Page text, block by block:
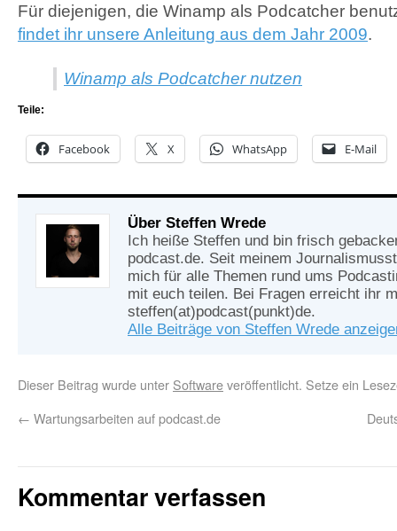
Für diejenigen, die Winamp als Podcatcher
findet ihr unsere Anleitung aus dem Jahr 2009.
Winamp als Podcatcher nutzen
Teile:
Facebook X WhatsApp E-Mail
Über Steffen Wrede
Ich heiße Steffen und bin frisch
podcast.de. Seit meinem
mich für alle Themen rund ums
mit euch teilen. Bei Fragen erreicht ihr
steffen(at)podcast(punkt)de.
Alle Beiträge von Steffen Wrede
Dieser Beitrag wurde unter Softwareveröffentlicht. Setze ein
← Wartungsarbeiten auf podcast.de
Kommentar verfassen